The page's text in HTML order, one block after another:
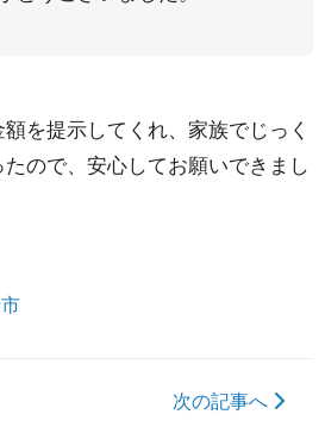
を提示してくれ、家族でじっく
ので、安心してお願いできまし
次の記事へ